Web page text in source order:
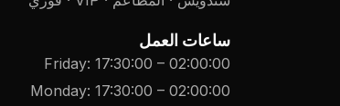
ساعات العمل
Friday: 17:30:00 – 02:00:00
Monday: 17:30:00 – 02:00:00